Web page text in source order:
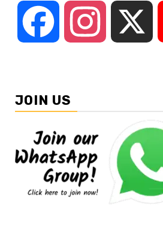
Facebook Instagram
JOIN US